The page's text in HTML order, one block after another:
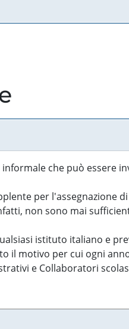
che può essere
per l'assegnazione
non sono mai
istituto italiano e
il motivo per cui ogni
e Collaboratori